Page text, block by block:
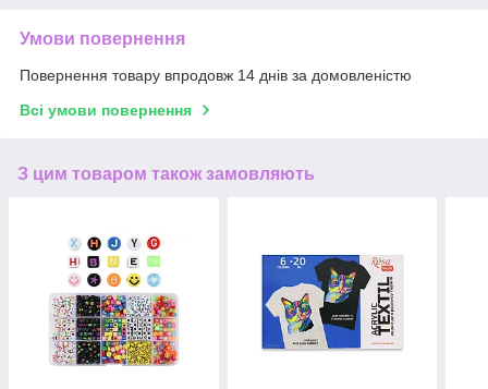
Умови повернення
Повернення товару впродовж 14 днів за домовленістю
Всі умови повернення
З цим товаром також замовляють